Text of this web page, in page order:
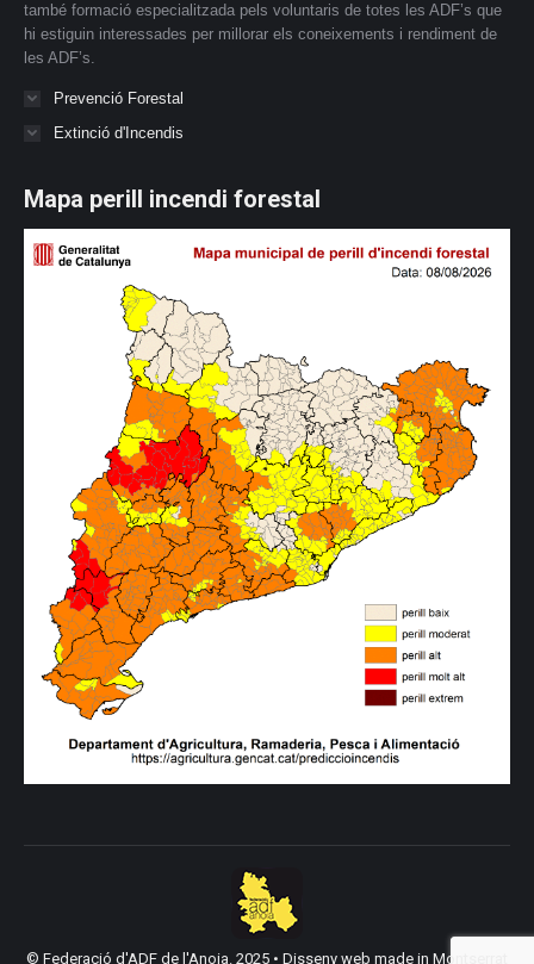
també formació especialitzada pels voluntaris de totes les ADF’s que
hi estiguin interessades per millorar els coneixements i rendiment de
les ADF’s.
Prevenció Forestal
Extinció d'Incendis
Mapa perill incendi forestal
© Federació d'ADF de l'Anoia. 2025 • Disseny web made in Montserrat